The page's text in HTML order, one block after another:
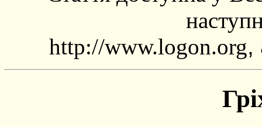
http://www.logon.org,